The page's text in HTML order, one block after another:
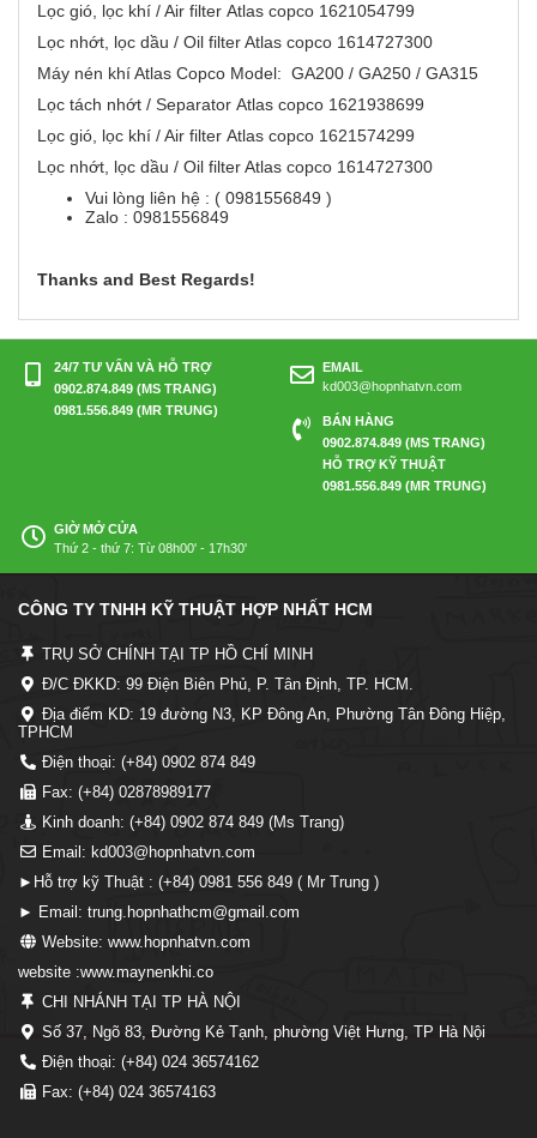
Lọc gió, lọc khí / Air filter Atlas copco 1621054799
Lọc nhớt, lọc dầu / Oil filter Atlas copco 1614727300
Máy nén khí Atlas Copco Model: GA200 / GA250 / GA315
Lọc tách nhớt / Separator Atlas copco 1621938699
Lọc gió, lọc khí / Air filter Atlas copco 1621574299
Lọc nhớt, lọc dầu / Oil filter Atlas copco 1614727300
Vui lòng liên hệ : ( 0981556849 )
Zalo : 0981556849
Thanks and Best Regards!
24/7 TƯ VẤN VÀ HỖ TRỢ
0902.874.849 (MS TRANG)
0981.556.849 (MR TRUNG)
EMAIL
kd003@hopnhatvn.com
BÁN HÀNG
0902.874.849 (MS TRANG)
HỖ TRỢ KỸ THUẬT
0981.556.849 (MR TRUNG)
GIỜ MỞ CỬA
Thứ 2 - thứ 7: Từ 08h00' - 17h30'
CÔNG TY TNHH KỸ THUẬT HỢP NHẤT HCM
TRỤ SỞ CHÍNH TẠI TP HỒ CHÍ MINH
Đ/C ĐKKD: 99 Điện Biên Phủ, P. Tân Định, TP. HCM.
Địa điểm KD: 19 đường N3, KP Đông An, Phường Tân Đông Hiệp,
TPHCM
Điện thoại: (+84) 0902 874 849
Fax: (+84) 02878989177
Kinh doanh: (+84) 0902 874 849 (Ms Trang)
Email: kd003@hopnhatvn.com
►Hỗ trợ kỹ Thuật : (+84) 0981 556 849 ( Mr Trung )
► Email: trung.hopnhathcm@gmail.com
Website: www.hopnhatvn.com
website :www.maynenkhi.co
CHI NHÁNH TẠI TP HÀ NỘI
Số 37, Ngõ 83, Đường Kẻ Tạnh, phường Việt Hưng, TP Hà Nội
Điện thoại: (+84) 024 36574162
Fax: (+84) 024 36574163